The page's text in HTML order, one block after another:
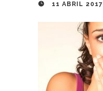
11 ABRIL 2017